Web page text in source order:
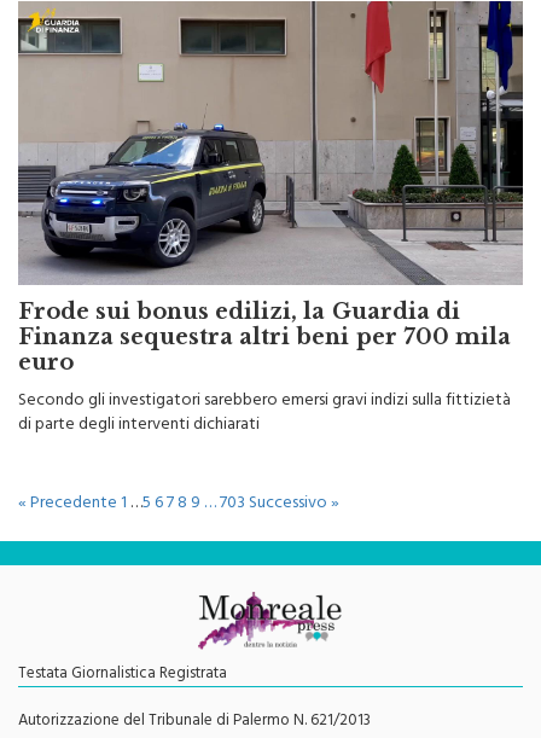
Frode sui bonus edilizi, la Guardia di
Finanza sequestra altri beni per 700 mila
euro
Secondo gli investigatori sarebbero emersi gravi indizi sulla fittizietà
di parte degli interventi dichiarati
« Precedente1…56789…703Successivo »
Testata Giornalistica Registrata
Autorizzazione del Tribunale di Palermo N. 621/2013